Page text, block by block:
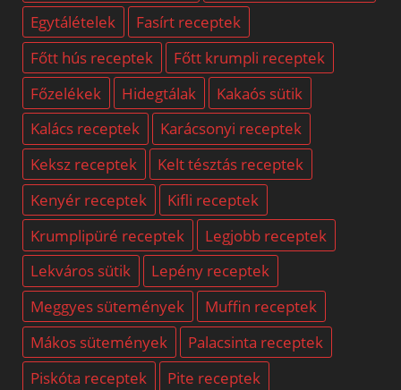
Egytálételek
Fasírt receptek
Főtt hús receptek
Főtt krumpli receptek
Főzelékek
Hidegtálak
Kakaós sütik
Kalács receptek
Karácsonyi receptek
Keksz receptek
Kelt tésztás receptek
Kenyér receptek
Kifli receptek
Krumplipüré receptek
Legjobb receptek
Lekváros sütik
Lepény receptek
Meggyes sütemények
Muffin receptek
Mákos sütemények
Palacsinta receptek
Piskóta receptek
Pite receptek